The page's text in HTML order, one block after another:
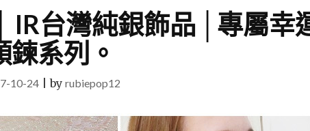
IR台灣純銀飾品 │專屬幸
鍊系列。
10-24|by rubiepop12